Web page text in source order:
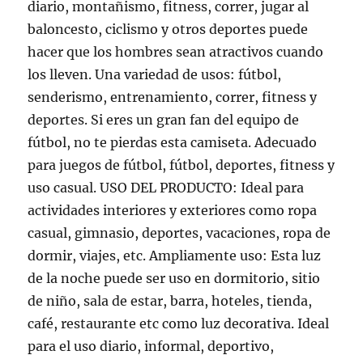
diario, montañismo, fitness, correr, jugar al
baloncesto, ciclismo y otros deportes puede
hacer que los hombres sean atractivos cuando
los lleven. Una variedad de usos: fútbol,
senderismo, entrenamiento, correr, fitness y
deportes. Si eres un gran fan del equipo de
fútbol, no te pierdas esta camiseta. Adecuado
para juegos de fútbol, fútbol, deportes, fitness y
uso casual. USO DEL PRODUCTO: Ideal para
actividades interiores y exteriores como ropa
casual, gimnasio, deportes, vacaciones, ropa de
dormir, viajes, etc. Ampliamente uso: Esta luz
de la noche puede ser uso en dormitorio, sitio
de niño, sala de estar, barra, hoteles, tienda,
café, restaurante etc como luz decorativa. Ideal
para el uso diario, informal, deportivo,